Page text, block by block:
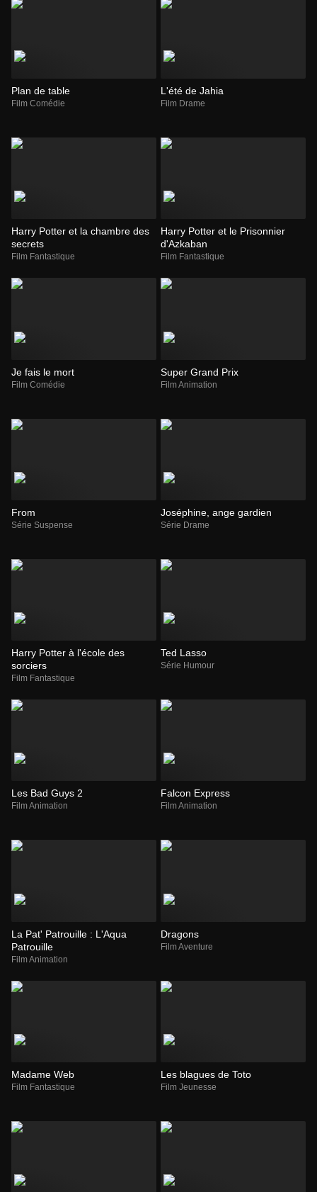
Plan de table
Film Comédie
L'été de Jahia
Film Drame
Harry Potter et la chambre des
secrets
Film Fantastique
Harry Potter et le Prisonnier
d'Azkaban
Film Fantastique
Je fais le mort
Film Comédie
Super Grand Prix
Film Animation
From
Série Suspense
Joséphine, ange gardien
Série Drame
Harry Potter à l'école des
sorciers
Film Fantastique
Ted Lasso
Série Humour
Les Bad Guys 2
Film Animation
Falcon Express
Film Animation
La Pat' Patrouille : L'Aqua
Patrouille
Film Animation
Dragons
Film Aventure
Madame Web
Film Fantastique
Les blagues de Toto
Film Jeunesse